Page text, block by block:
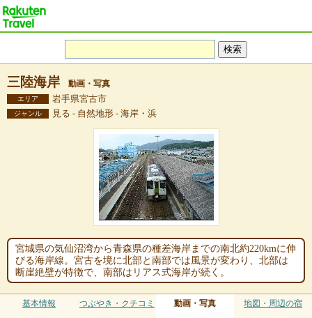
三陸海岸 動画・写真
エリア 岩手県宮古市
ジャンル 見る - 自然地形 - 海岸・浜
宮城県の気仙沼湾から青森県の種差海岸までの南北約220kmに伸
びる海岸線。宮古を境に北部と南部では風景が変わり、北部は
断崖絶壁が特徴で、南部はリアス式海岸が続く。
基本情報 つぶやき・クチコミ 動画・写真 地図・周辺の宿